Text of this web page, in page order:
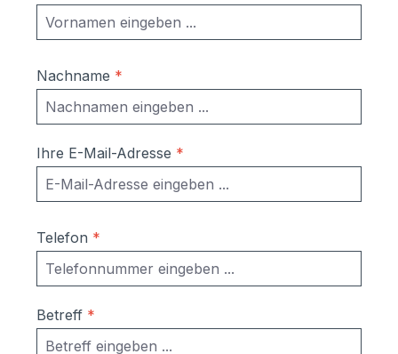
zusenden.
Nachname *
Ihre E-Mail-Adresse *
Telefon *
Betreff *